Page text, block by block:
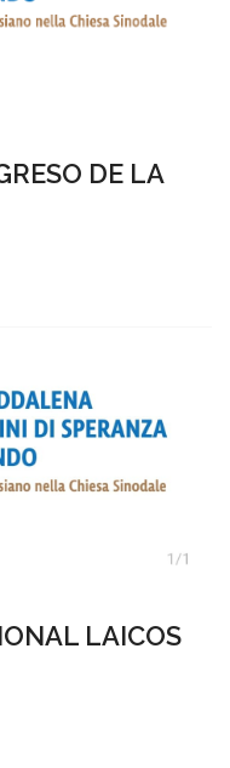
DE LA
LAICOS